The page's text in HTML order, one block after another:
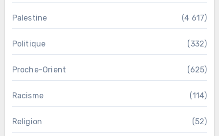
Palestine (4 617)
Politique (332)
Proche-Orient (625)
Racisme (114)
Religion (52)